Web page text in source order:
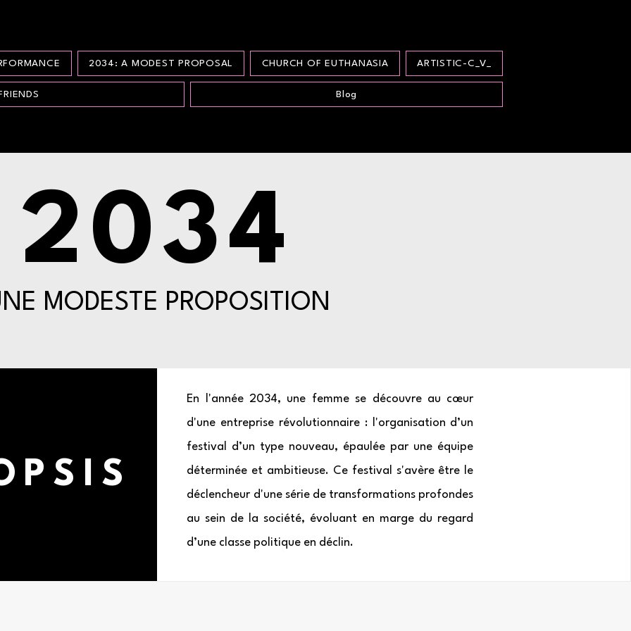
2034: A MODEST PROPOSAL CHURCH OF EUTHANASIA ARTISTIC-C_V_
Blog
2034
MODESTE PROPOSITION
En l'année 2034, une femme se découvre au cœur
d'une entreprise révolutionnaire : l'organisation d’un
festival d’un type nouveau, épaulée par une équipe
déterminée et ambitieuse. Ce festival s'avère être le
déclencheur d'une série de transformations profondes
au sein de la société, évoluant en marge du regard
d’une classe politique en déclin.